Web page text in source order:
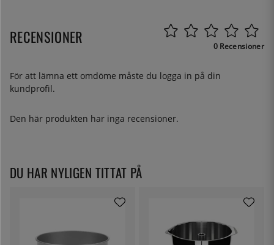
RECENSIONER 0 Recensioner
För att lämna ett omdöme måste du logga in på din
kundprofil.
Den här produkten har inga recensioner.
DU HAR NYLIGEN TITTAT PÅ